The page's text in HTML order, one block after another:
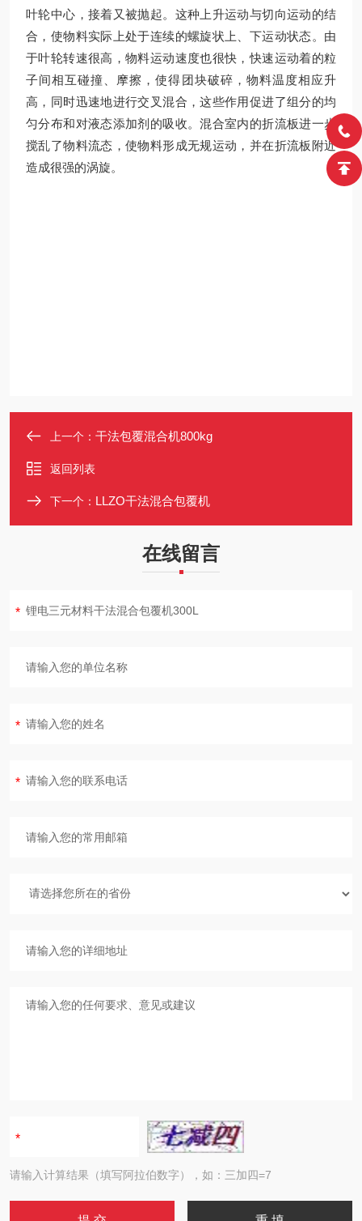
叶轮中心，接着又被抛起。这种上升运动与切向运动的结
合，使物料实际上处于连续的螺旋状上、下运动状态。由
于叶轮转速很高，物料运动速度也很快，快速运动着的粒
子间相互碰撞、摩擦，使得团块破碎，物料温度相应升
高，同时迅速地进行交叉混合，这些作用促进了组分的均
匀分布和对液态添加剂的吸收。混合室内的折流板进一步
搅乱了物料流态，使物料形成无规运动，并在折流板附近
造成很强的涡旋。
上一个： 干法包覆混合机800kg
返回列表
下一个： LLZO干法混合包覆机
在线留言
请输入计算结果（填写阿拉伯数字），如：三加四=7